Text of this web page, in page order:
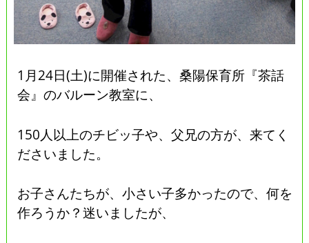
1月24日(土)に開催された、桑陽保育所『茶話
会』のバルーン教室に、
150人以上のチビッ子や、父兄の方が、来てく
ださいました。
お子さんたちが、小さい子多かったので、何を
作ろうか？迷いましたが、